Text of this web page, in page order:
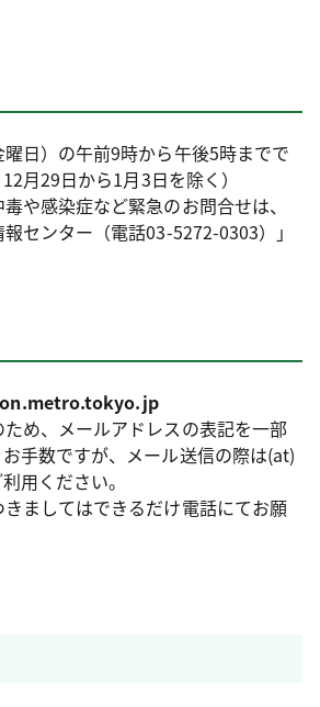
日）の午前9時から午後5時までで
月29日から1月3日を除く）
や感染症など緊急のお問合せは、
報センター（電話03-5272-0303）」
め、メールアドレスの表記を一部
手数ですが、メール送信の際は(at)
用ください。
ましてはできるだけ電話にてお願